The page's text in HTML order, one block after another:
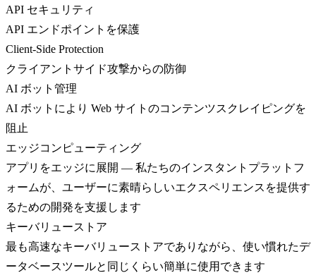
API セキュリティ
API エンドポイントを保護
Client-Side Protection
クライアントサイド攻撃からの防御
AI ボット管理
AI ボットにより Web サイトのコンテンツスクレイピングを
阻止
エッジコンピューティング
アプリをエッジに展開 — 私たちのインスタントプラットフ
ォームが、ユーザーに素晴らしいエクスペリエンスを提供す
るための開発を支援します
キーバリューストア
最も高速なキーバリューストアでありながら、使い慣れたデ
ータベースツールと同じくらい簡単に使用できます